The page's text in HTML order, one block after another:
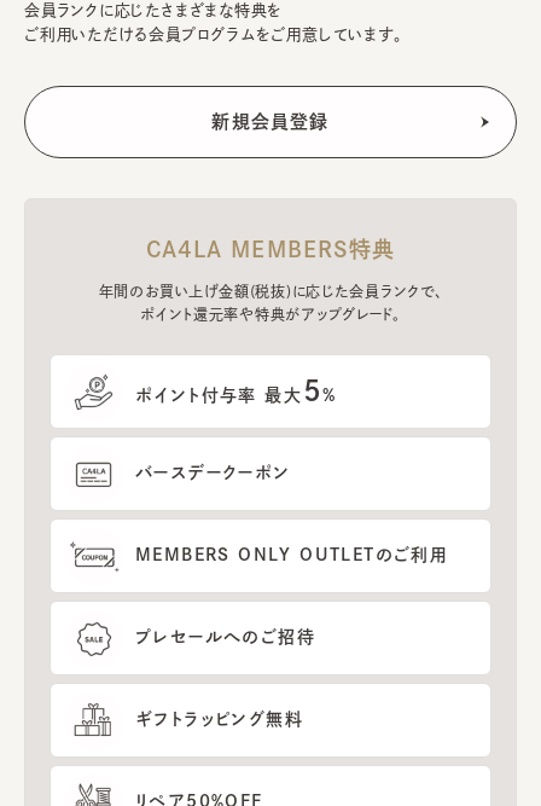
会員ランクに応じたさまざまな特典を
ご利用いただける会員プログラムをご用意しています。
CA4LA MEMBERS特典
年間のお買い上げ金額(税抜)に応じた会員ランクで、
ポイント還元率や特典がアップグレード。
ポイント付与率 最大 5%
バースデークーポン
MEMBERS ONLY OUTLETのご利用
プレセールへのご招待
ギフトラッピング無料
リペア50％OFF